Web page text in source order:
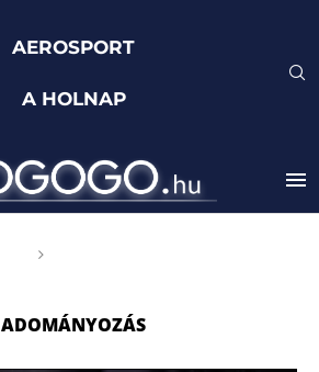
AEROSPORT
A HOLNAP
ADOMÁNYOZÁS